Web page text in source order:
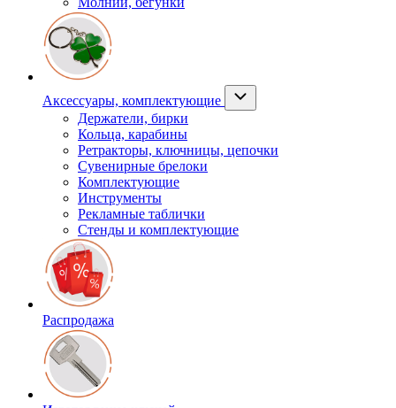
Аксессуары, комплектующие
Держатели, бирки
Кольца, карабины
Ретракторы, ключницы, цепочки
Сувенирные брелоки
Комплектующие
Инструменты
Рекламные таблички
Стенды и комплектующие
Распродажа